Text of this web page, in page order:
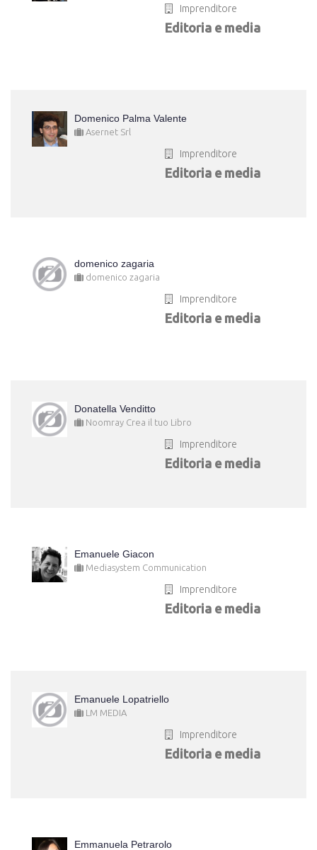
Imprenditore
Editoria e media
Domenico Palma Valente
Asernet Srl
Imprenditore
Editoria e media
domenico zagaria
domenico zagaria
Imprenditore
Editoria e media
Donatella Venditto
Noomray Crea il tuo Libro
Imprenditore
Editoria e media
Emanuele Giacon
Mediasystem Communication
Imprenditore
Editoria e media
Emanuele Lopatriello
LM MEDIA
Imprenditore
Editoria e media
Emmanuela Petrarolo